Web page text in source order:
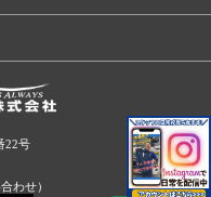
22号
わせ）